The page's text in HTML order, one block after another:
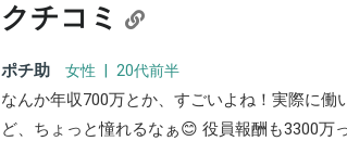
クチコミ
ポチ助 女性 | 20代前半
なんか年収700万とか、すごいよね！実際に
ど、ちょっと憧れるなぁ😊 役員報酬も3300万